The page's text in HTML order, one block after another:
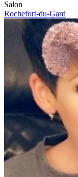
Salon
Rochefort-du-Gard